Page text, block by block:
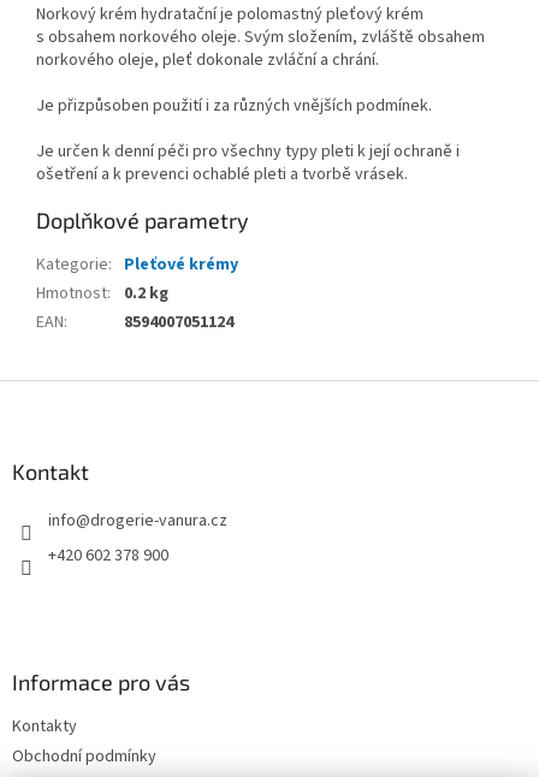
Norkový krém hydratační je polomastný pleťový krém
s obsahem norkového oleje. Svým složením, zvláště obsahem
norkového oleje, pleť dokonale zvláční a chrání.
Je přizpůsoben použití i za různých vnějších podmínek.
Je určen k denní péči pro všechny typy pleti k její ochraně i
ošetření a k prevenci ochablé pleti a tvorbě vrásek.
Doplňkové parametry
Kategorie: Pleťové krémy
Hmotnost:
0.2 kg
EAN: 8594007051124
Kontakt
info@drogerie-vanura.cz
+420 602 378 900
Informace pro vás
Kontakty
Obchodní podmínky